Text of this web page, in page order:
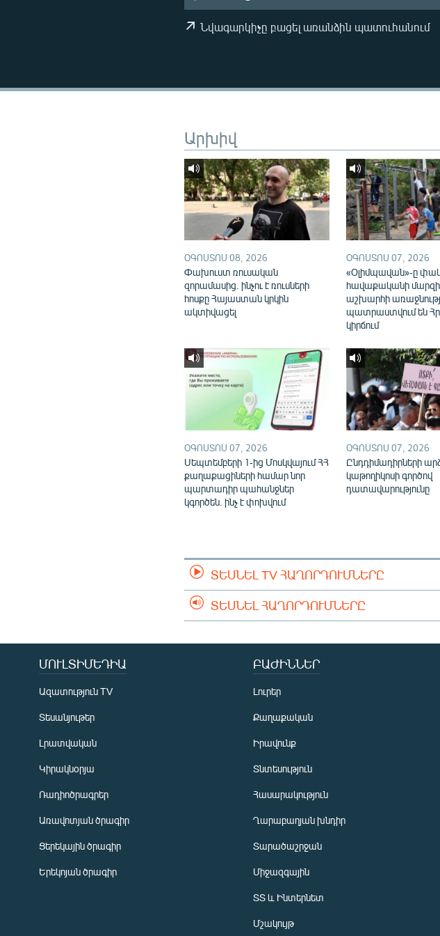
Նվագարկիչը բացել առանձին պատուհանում
Արխիվ
ՕԳՈՍՏՈՍ 08, 2026
Փախուստ ռուսական
զորամասից. ինչու է ռուսների
հոսքը Հայաստան կրկին
ակտիվացել
ՕԳՈՍՏՈՍ 07, 2026
«Օլիմպավան»-ը
հավաքականի
աշխարհի
պատրաստվում են
կիրճում
ՕԳՈՍՏՈՍ 07, 2026
Սեպտեմբերի 1-ից Մոսկվայում ՀՀ
քաղաքացիների համար նոր
պարտադիր պահանջներ
կգործեն. ինչ է փոխվում
ՕԳՈՍՏՈՍ 07, 2026
Ընդդիմադիրների
կաթողիկոսի գործով
դատավարությունը
ՏԵՍՆԵԼ TV ՀԱՂՈՐԴՈՒՄՆԵՐԸ
ՏԵՍՆԵԼ ՀԱՂՈՐԴՈՒՄՆԵՐԸ
ՄՈՒԼՏԻՄԵԴԻԱ
Ազատություն TV
Տեսանյութեր
Լրատվական
Կիրակնօրյա
Ռադիոծրագրեր
Առավոտյան ծրագիր
Ցերեկային ծրագիր
Երեկոյան ծրագիր
ԲԱԺԻՆՆԵՐ
Լուրեր
Քաղաքական
Իրավունք
Տնտեսություն
Հասարակություն
Ղարաբաղյան խնդիր
Տարածաշրջան
Միջազգային
ՏՏ և Ինտերնետ
Մշակույթ